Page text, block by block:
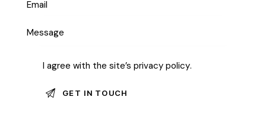
I agree with the site’s privacy policy.